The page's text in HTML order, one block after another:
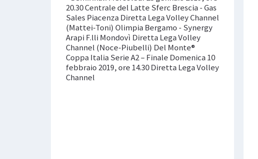
20.30 Centrale del Latte Sferc Brescia - Gas
Sales Piacenza Diretta Lega Volley Channel
(Mattei-Toni) Olimpia Bergamo - Synergy
Arapi F.lli Mondovì Diretta Lega Volley
Channel (Noce-Piubelli) Del Monte®
Coppa Italia Serie A2 – Finale Domenica 10
febbraio 2019, ore 14.30 Diretta Lega Volley
Channel